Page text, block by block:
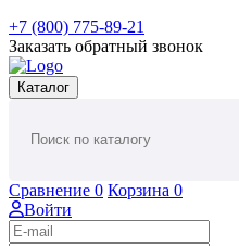
+7 (800) 775-89-21
Заказать обратный звонок
Каталог
Сравнение 0 Корзина 0
Войти